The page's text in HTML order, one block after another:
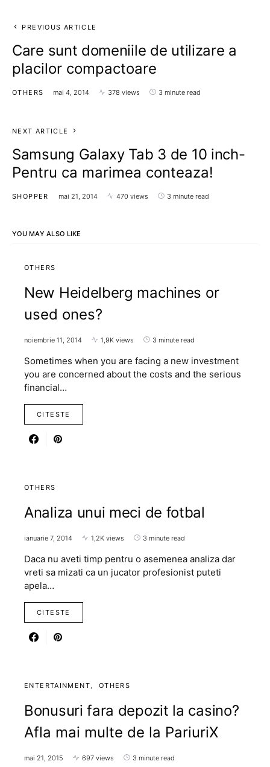
PREVIOUS ARTICLE
Care sunt domeniile de utilizare a
placilor compactoare
OTHERS mai 4, 2014 378 views 3 minute read
NEXT ARTICLE
Samsung Galaxy Tab 3 de 10 inch-
Pentru ca marimea conteaza!
SHOPPER mai 21, 2014 470 views 3 minute read
YOU MAY ALSO LIKE
OTHERS
New Heidelberg machines or
used ones?
noiembrie 11, 2014 1,9K views 3 minute read
Sometimes when you are facing a new investment
you are concerned about the costs and the serious
financial…
CITESTE
OTHERS
Analiza unui meci de fotbal
ianuarie 7, 2014 1,2K views 3 minute read
Daca nu aveti timp pentru o asemenea analiza dar
vreti sa mizati ca un jucator profesionist puteti
apela…
CITESTE
ENTERTAINMENT OTHERS
Bonusuri fara depozit la casino?
Afla mai multe de la PariuriX
mai 21, 2015 697 views 3 minute read